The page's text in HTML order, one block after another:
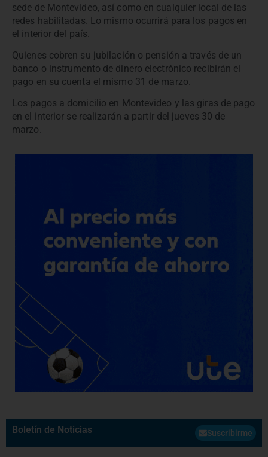
sede de Montevideo, así como en cualquier local de las
redes habilitadas. Lo mismo ocurrirá para los pagos en
el interior del país.
Quienes cobren su jubilación o pensión a través de un
banco o instrumento de dinero electrónico recibirán el
pago en su cuenta el mismo 31 de marzo.
Los pagos a domicilio en Montevideo y las giras de pago
en el interior se realizarán a partir del jueves 30 de
marzo.
Boletín de Noticias Suscribirme